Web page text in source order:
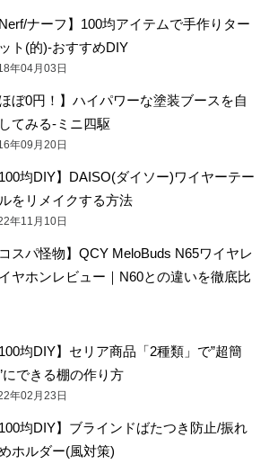
Nerf/ナーフ】100均アイテムで手作りター
ト(的)-おすすめDIY
年04月03日
ほぼ0円！】ハイパワーな塗装ブースを自
てみる-ミニ四駆
年09月20日
100均DIY】DAISO(ダイソー)ワイヤーテー
をリメイクする方法
年11月10日
コスパ怪物】QCY MeloBuds N65ワイヤレ
ヤホンレビュー｜N60との違いを徹底比
100均DIY】セリア商品「2種類」で”超簡
にできる棚の作り方
年02月23日
100均DIY】ブラインドばたつき防止/振れ
ホルダー(風対策)